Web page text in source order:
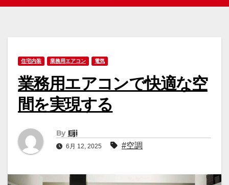
住宅内装 業務用エアコン 電気
業務用エアコンで快適な空
間を実現する
By Eiji
6月 12, 2025 #空調